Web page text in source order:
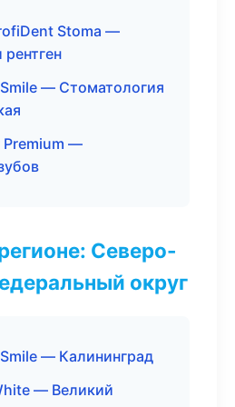
Stoma —
— Стоматология
Premium —
Северо-
округ
— Калининград
— Великий